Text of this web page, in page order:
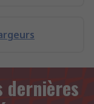
dernières